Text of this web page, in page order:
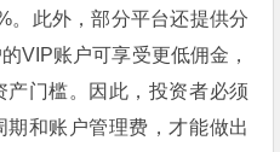
。此外，部分平台还提供分
VIP账户可享受更低佣金，
门槛。因此，投资者必须
和账户管理费，才能做出